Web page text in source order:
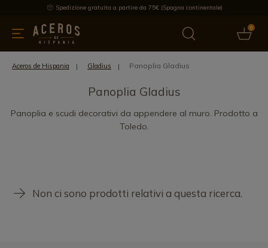
Spedizione gratuita a partire da 75€ (Spagna continentale)
0
cucina Offre Ultime notizie Venduti Marche
Aceros de Hispania Gladius Panoplia Gladius
Panoplia Gladius
Panoplia e scudi decorativi da appendere al muro. Prodotto a
Toledo.
Non ci sono prodotti relativi a questa ricerca.